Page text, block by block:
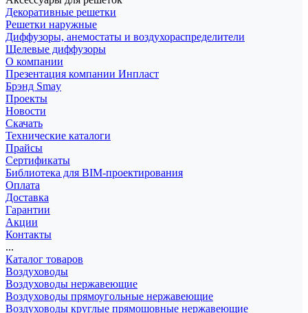
Декоративные решетки
Решетки наружные
Диффузоры, анемостаты и воздухораспределители
Щелевые диффузоры
О компании
Презентация компании Инпласт
Брэнд Smay
Проекты
Новости
Скачать
Технические каталоги
Прайсы
Сертификаты
Библиотека для BIM-проектирования
Оплата
Доставка
Гарантии
Акции
Контакты
...
Каталог товаров
Воздуховоды
Воздуховоды нержавеющие
Воздуховоды прямоугольные нержавеющие
Воздуховоды круглые прямошовные нержавеющие